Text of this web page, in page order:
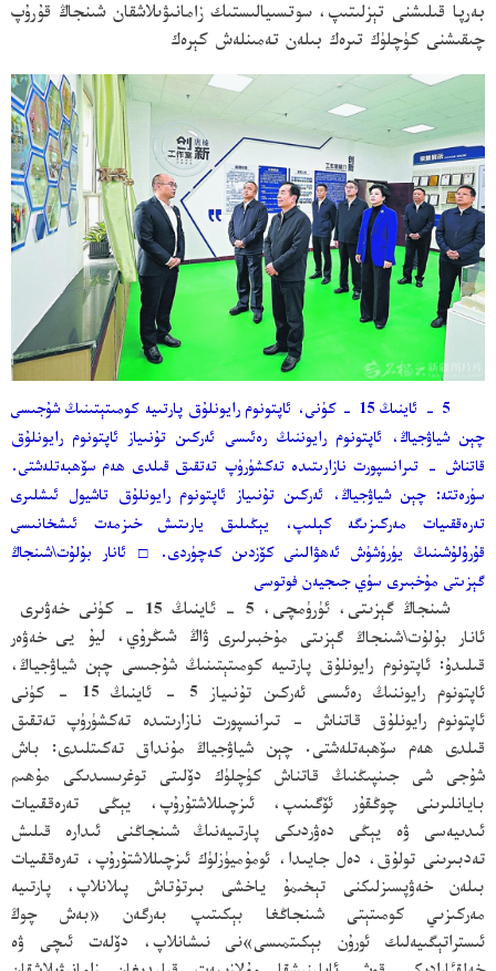
بەرپا قىلىشنى تېزلىتىپ، سوتسىيالىستىك زامانىۋىلاشقان شىنجاڭ قۇرۇپ
چىقىشنى كۈچلۈك تىرەك بىلەن تەمىنلەش كېرەك
5 - ئاينىڭ 15 - كۈنى، ئاپتونوم رايونلۇق پارتىيە كومىتېتىنىڭ شۇجىسى
چېن شياۋجياڭ، ئاپتونوم رايوننىڭ رەئىسى ئەركىن تۇنىياز ئاپتونوم رايونلۇق
قاتناش - تىرانسپورت نازارىتىدە تەكشۈرۈپ تەتقىق قىلدى ھەم سۆھبەتلەشتى.
سۈرەتتە: چېن شياۋجياڭ، ئەركىن تۇنىياز ئاپتونوم رايونلۇق تاشيول ئىشلىرى
تەرەققىيات مەركىزىگە كېلىپ، يېڭىلىق يارىتىش خىزمەت ئىشخانىسى
قۇرۇلۇشىنىڭ يۈرۈشۈش ئەھۋالىنى كۆزدىن كەچۈردى.
□ ئانار بۇلۇت\شىنجاڭ
گېزىتى مۇخبىرى سۈي جىجيەن فوتوسى
شىنجاڭ گېزىتى، ئۈرۈمچى، 5 - ئاينىڭ 15 - كۈنى خەۋىرى
ئانار بۇلۇت\شىنجاڭ گېزىتى مۇخبىرلىرى ۋاڭ شىڭرۇي، ليۇ يى خەۋەر
قىلىدۇ: ئاپتونوم رايونلۇق پارتىيە كومىتېتىنىڭ شۇجىسى چېن شياۋجياڭ،
ئاپتونوم رايوننىڭ رەئىسى ئەركىن تۇنىياز 5 - ئاينىڭ 15 - كۈنى
ئاپتونوم رايونلۇق قاتناش - تىرانسپورت نازارىتىدە تەكشۈرۈپ تەتقىق
قىلدى ھەم سۆھبەتلەشتى. چېن شياۋجياڭ مۇنداق تەكىتلىدى: باش
شۇجى شى جىنپىڭنىڭ قاتناش كۈچلۈك دۆلىتى توغرىسىدىكى مۇھىم
بايانلىرىنى چوڭقۇر ئۆگىنىپ، ئىزچىللاشتۇرۇپ، يېڭى تەرەققىيات
ئىدىيەسى ۋە يېڭى دەۋردىكى پارتىيەنىڭ شىنجاڭنى ئىدارە قىلىش
تەدبىرىنى تولۇق، دەل جايىدا، ئومۇميۈزلۈك ئىزچىللاشتۇرۇپ، تەرەققىيات
بىلەن خەۋپسىزلىكنى تېخىمۇ ياخشى بىرتۇتاش پىلانلاپ، پارتىيە
مەركىزىي كومىتېتى شىنجاڭغا بېكىتىپ بەرگەن «بەش چوڭ
ئىستراتېگىيەلىك ئورۇن بېكىتمىسى»نى نىشانلاپ، دۆلەت ئىچى ۋە